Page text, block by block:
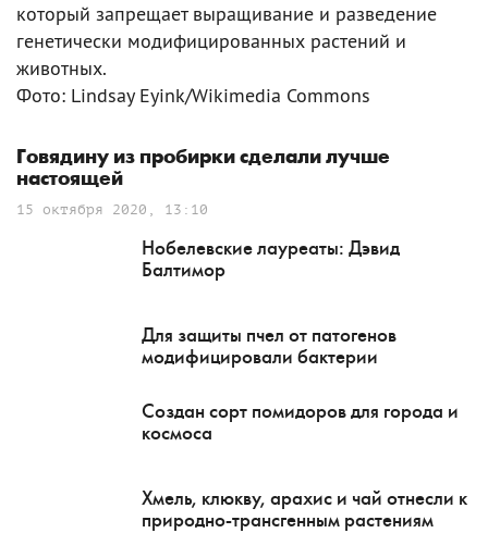
который запрещает выращивание и разведение
генетически модифицированных растений и
животных.
Фото: Lindsay Eyink/Wikimedia Commons
Говядину из пробирки сделали лучше
настоящей
15 октября 2020, 13:10
Нобелевские лауреаты: Дэвид
Балтимор
Для защиты пчел от патогенов
модифицировали бактерии
Создан сорт помидоров для города и
космоса
Хмель, клюкву, арахис и чай отнесли к
природно-трансгенным растениям